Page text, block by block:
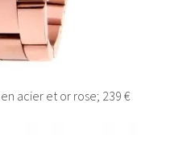
acier et or rose; 239 €